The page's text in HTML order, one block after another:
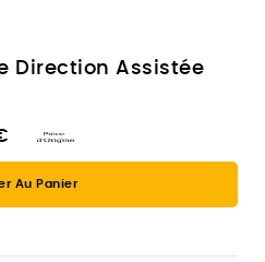
Direction Assistée
Au Panier